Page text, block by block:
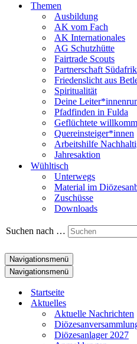
Themen
Ausbildung
AK vom Fach
AK Internationales
AG Schutzhütte
Fairtrade Scouts
Partnerschaft
Friedenslicht aus
Spiritualität
Deine
Pfadfinden in Fulda
Geflüchtete
Quereinsteiger*innen
Arbeitshilfe
Jahresaktion
Wühltisch
Unterwegs
Material im
Zuschüsse
Downloads
Suchen nach …
Navigationsmenü
Navigationsmenü
Startseite
Aktuelles
Aktuelle Nachrichten
Diözesanlager 2027